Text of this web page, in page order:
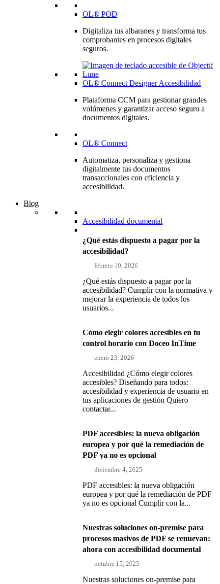
OL® POD
Digitaliza tus albaranes y transforma tus
comprobantes en procesos digitales
seguros.
OL® Connect Designer Accesibilidad
Plataforma CCM para gestionar grandes
volúmenes y garantizar acceso seguro a
documentos digitales.
OL® Connect
Automatiza, personaliza y gestiona
digitalmente tus documentos
transaccionales con eficiencia y
accesibilidad.
Blog
Accesibilidad documental
¿Qué estás dispuesto a pagar por la
accesibilidad?
febrero 10, 2026
¿Qué estás dispuesto a pagar por la
accesibilidad? Cumplir con la normativa y
mejorar la experiencia de todos los
usuarios...
Cómo elegir colores accesibles en tu
control horario con Doceo InTime
enero 23, 2026
Accesibilidad ¿Cómo elegir colores
accesibles? Diseñando para todos:
accesibilidad y experiencia de usuario en
tus aplicaciones de gestión Quiero
contactar...
PDF accesibles: la nueva obligación
europea y por qué la remediación de
PDF ya no es opcional
diciembre 4, 2025
PDF accesibles: la nueva obligación
europea y por qué la remediación de PDF
ya no es opcional Cumplir con la...
Nuestras soluciones on-premise para
procesos masivos de PDF se renuevan:
ahora con accesibilidad documental
octubre 15, 2025
Nuestras soluciones on-premise para